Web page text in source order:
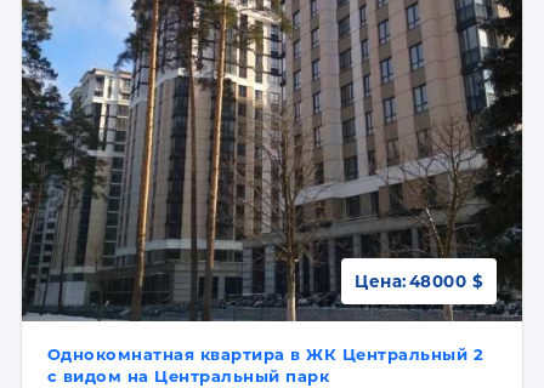
Однокомнатная квартира в ЖК Центральный 2
с видом на Центральный парк
Цена:48000 $